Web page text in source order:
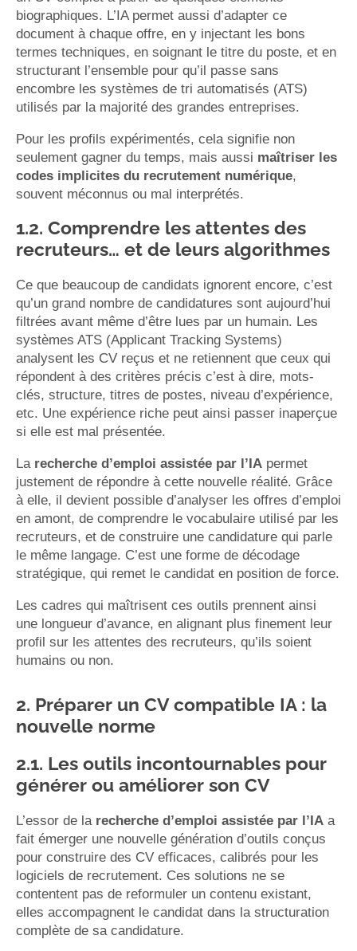
biographiques. L’IA permet aussi d’adapter ce
document à chaque offre, en y injectant les bons
termes techniques, en soignant le titre du poste, et en
structurant l’ensemble pour qu’il passe sans
encombre les systèmes de tri automatisés (ATS)
utilisés par la majorité des grandes entreprises.
Pour les profils expérimentés, cela signifie non
seulement gagner du temps, mais aussi maîtriser les
codes implicites du recrutement numérique,
souvent méconnus ou mal interprétés.
1.2. Comprendre les attentes des
recruteurs… et de leurs algorithmes
Ce que beaucoup de candidats ignorent encore, c’est
qu’un grand nombre de candidatures sont aujourd’hui
filtrées avant même d’être lues par un humain. Les
systèmes ATS (Applicant Tracking Systems)
analysent les CV reçus et ne retiennent que ceux qui
répondent à des critères précis c’est à dire, mots-
clés, structure, titres de postes, niveau d’expérience,
etc. Une expérience riche peut ainsi passer inaperçue
si elle est mal présentée.
La recherche d’emploi assistée par l’IA permet
justement de répondre à cette nouvelle réalité. Grâce
à elle, il devient possible d’analyser les offres d’emploi
en amont, de comprendre le vocabulaire utilisé par les
recruteurs, et de construire une candidature qui parle
le même langage. C’est une forme de décodage
stratégique, qui remet le candidat en position de force.
Les cadres qui maîtrisent ces outils prennent ainsi
une longueur d’avance, en alignant plus finement leur
profil sur les attentes des recruteurs, qu’ils soient
humains ou non.
2. Préparer un CV compatible IA : la
nouvelle norme
2.1. Les outils incontournables pour
générer ou améliorer son CV
L’essor de la recherche d’emploi assistée par l’IA a
fait émerger une nouvelle génération d’outils conçus
pour construire des CV efficaces, calibrés pour les
logiciels de recrutement. Ces solutions ne se
contentent pas de reformuler un contenu existant,
elles accompagnent le candidat dans la structuration
complète de sa candidature.